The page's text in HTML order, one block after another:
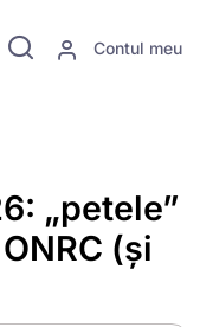
Contul meu
„petele”
(și